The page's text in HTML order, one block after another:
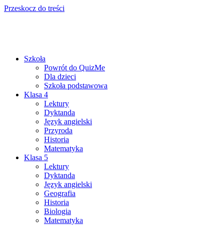
Przeskocz do treści
Szkoła
Powrót do QuizMe
Dla dzieci
Szkoła podstawowa
Klasa 4
Lektury
Dyktanda
Język angielski
Przyroda
Historia
Matematyka
Klasa 5
Lektury
Dyktanda
Język angielski
Geografia
Historia
Biologia
Matematyka